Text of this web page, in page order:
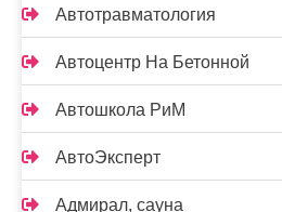
Автотравматология
Автоцентр На Бетонной
Автошкола РиМ
АвтоЭксперт
Адмирал, сауна